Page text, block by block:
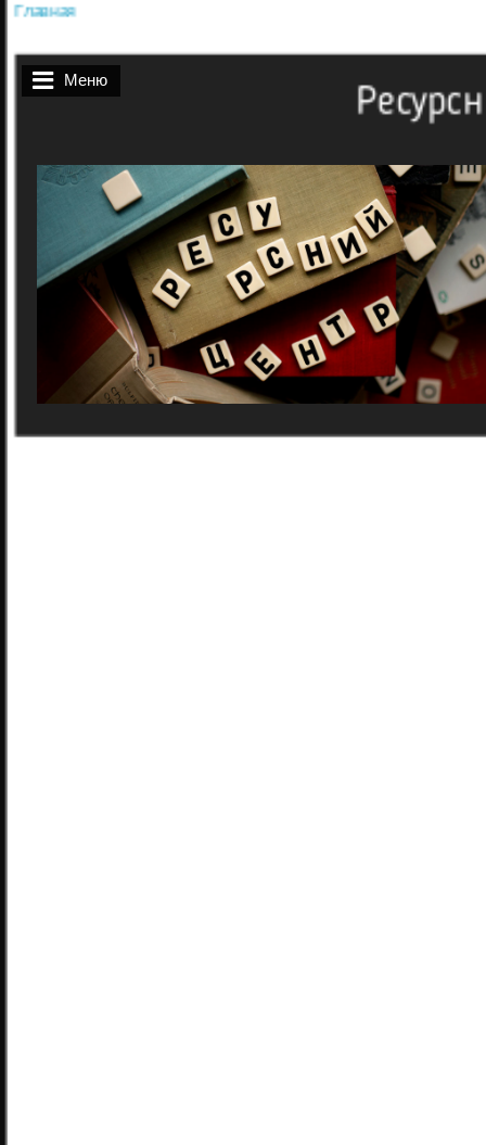
Меню
Главная